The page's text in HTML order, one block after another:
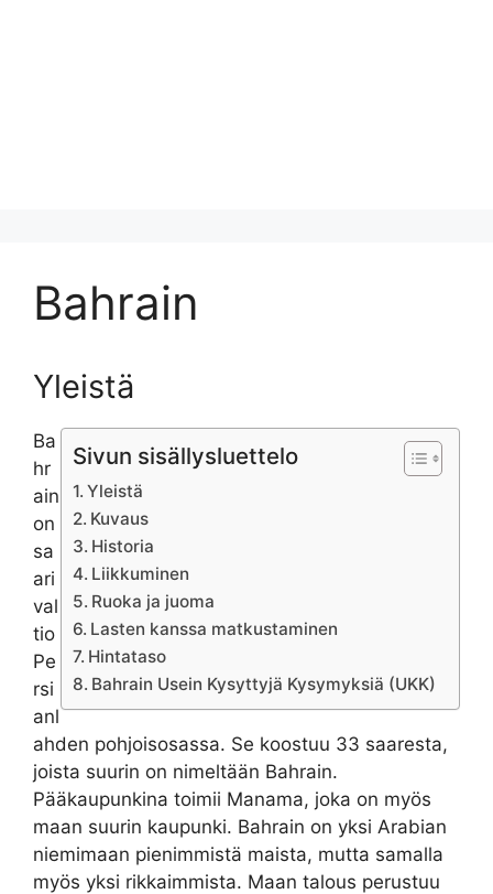
Bahrain
Yleistä
Sivun sisällysluettelo
Yleistä
Kuvaus
Historia
Liikkuminen
Ruoka ja juoma
Lasten kanssa matkustaminen
Hintataso
Bahrain Usein Kysyttyjä Kysymyksiä (UKK)
Ba
hr
ain
on
sa
ari
val
tio
Pe
rsi
anl
ahden pohjoisosassa. Se koostuu 33 saaresta,
joista suurin on nimeltään Bahrain.
Pääkaupunkina toimii Manama, joka on myös
maan suurin kaupunki. Bahrain on yksi Arabian
niemimaan pienimmistä maista, mutta samalla
myös yksi rikkaimmista. Maan talous perustuu